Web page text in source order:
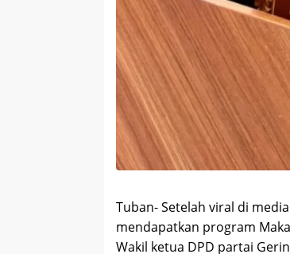
Tuban- Setelah viral di
mendapatkan program
Wakil ketua DPD partai